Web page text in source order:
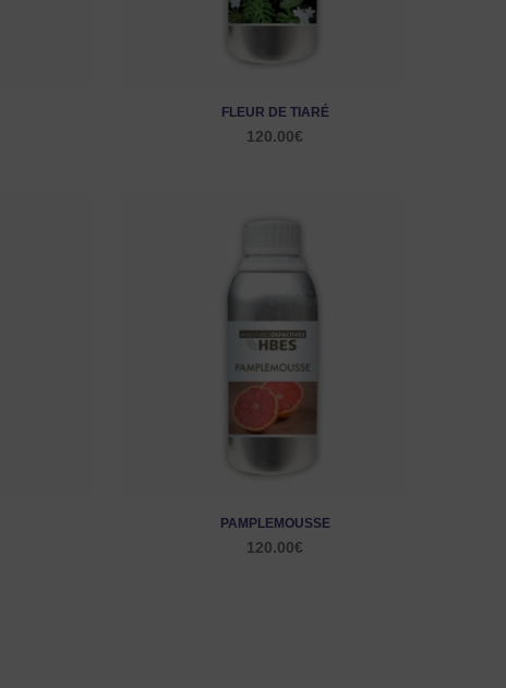
FLEUR DE TIARÉ
120.00€
PAMPLEMOUSSE
120.00€